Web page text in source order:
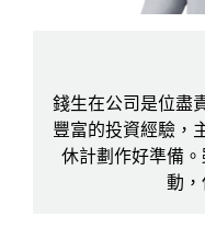
錢生在公司是位盡
豐富的投資經驗，
休計劃作好準備
動，